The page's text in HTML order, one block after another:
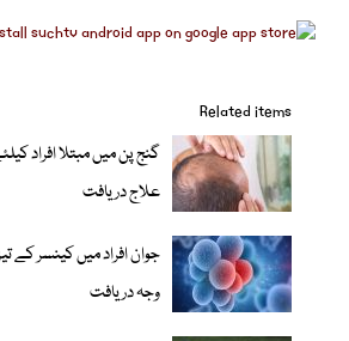
Related items
گنج پن میں مبتلا افراد
علاج دریافت
جوان افراد میں کینسر کے
وجہ دریافت